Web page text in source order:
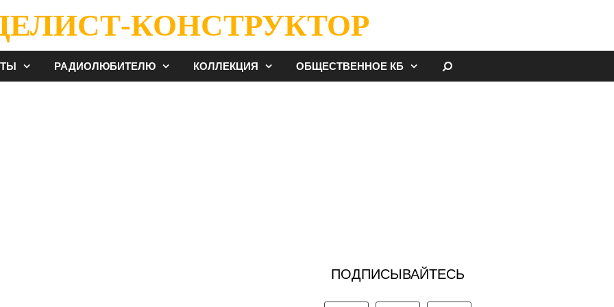
КОНСТРУКТОР
РАДИОЛЮБИТЕЛЮ КОЛЛЕКЦИЯ ОБЩЕСТВЕННОЕ КБ
ПОДПИСЫВАЙТЕСЬ